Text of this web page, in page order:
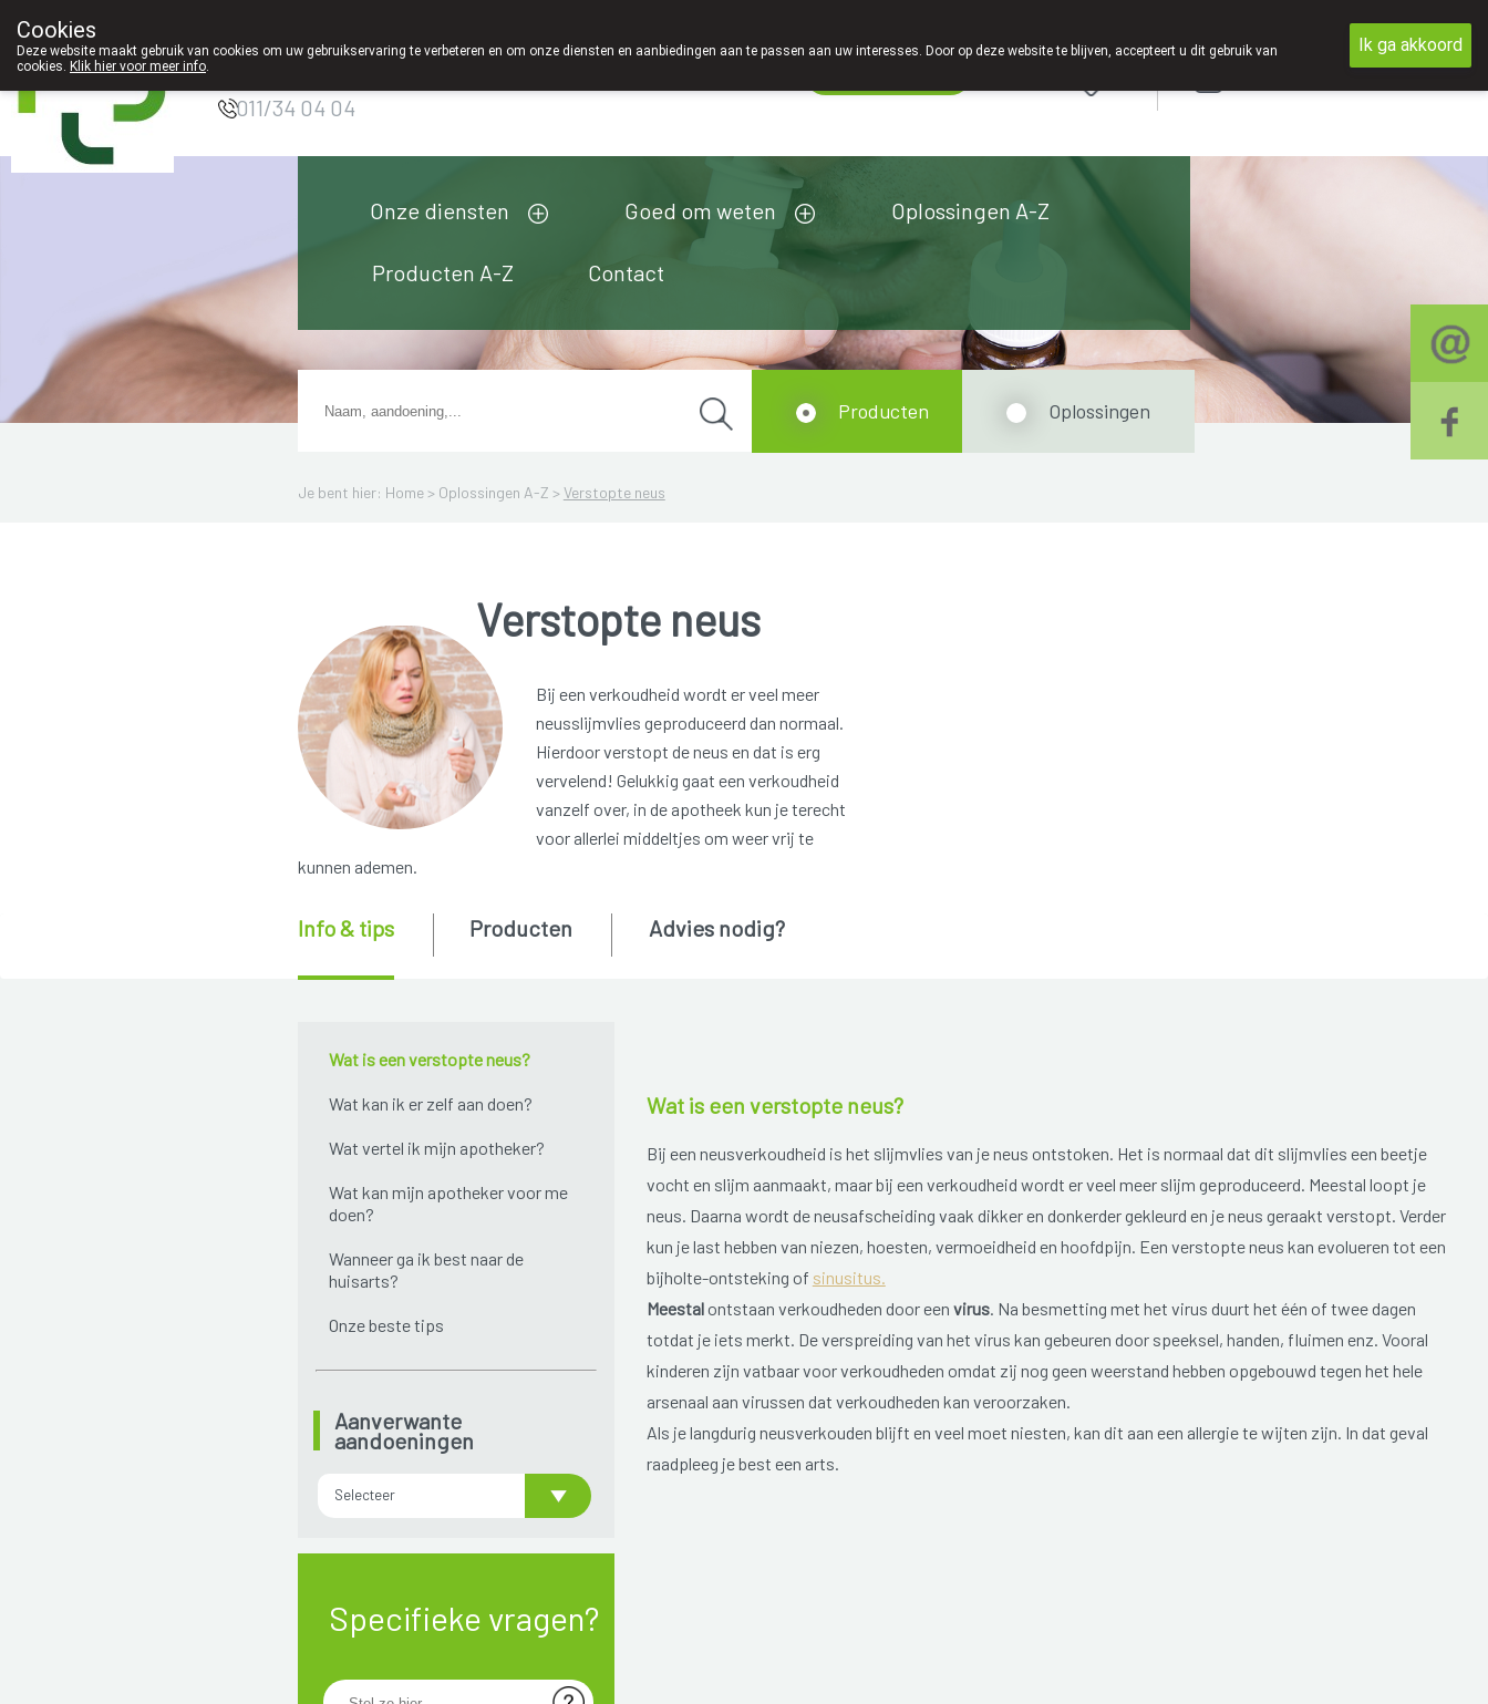
Apotheek Innesto
Leopoldsburg
011/34 04 04
Onze diensten Goed om weten Oplossingen A-Z
Producten A-Z Contact
Je bent hier: Home > Oplossingen A-Z >Verstopte neus
Producten Oplossingen
Verstopte neus
Bij een verkoudheid wordt er veel meer
neusslijmvlies geproduceerd dan normaal.
Hierdoor verstopt de neus en dat is erg
vervelend! Gelukkig gaat een verkoudheid
vanzelf over, in de apotheek kun je terecht
voor allerlei middeltjes om weer vrij te
kunnen ademen.
Wat is een verstopte neus?
Wat kan ik er zelf aan doen?
Wat vertel ik mijn apotheker?
Wat kan mijn apotheker voor me
doen?
Wanneer ga ik best naar de
huisarts?
Onze beste tips
Aanverwante
aandoeningen
Selecteer
Specifieke vragen?
Info & tips Producten Advies nodig?
Wat is een verstopte neus?
Bij een neusverkoudheid is het slijmvlies van je neus ontstoken. Het is normaal dat dit slijmvlies een beetje
vocht en slijm aanmaakt, maar bij een verkoudheid wordt er veel meer slijm geproduceerd. Meestal loopt je
neus. Daarna wordt de neusafscheiding vaak dikker en donkerder gekleurd en je neus geraakt verstopt. Verder
kun je last hebben van niezen, hoesten, vermoeidheid en hoofdpijn. Een verstopte neus kan evolueren tot een
bijholte-ontsteking of sinusitus.
Meestalontstaan verkoudheden door een virus. Na besmetting met het virus duurt het één of twee dagen
totdat je iets merkt. De verspreiding van het virus kan gebeuren door speeksel, handen, fluimen enz. Vooral
kinderen zijn vatbaar voor verkoudheden omdat zij nog geen weerstand hebben opgebouwd tegen het hele
arsenaal aan virussen dat verkoudheden kan veroorzaken.
Als je langdurig neusverkouden blijft en veel moet niesten, kan dit aan een allergie te wijten zijn. In dat geval
raadpleeg je best een arts.
Cookies
Deze website maakt gebruik van cookies om uw gebruikservaring te verbeteren en om onze diensten en aanbiedingen aan te passen aan uw interesses. Door op deze website te blijven, accepteert u dit gebruik van
cookies. Klik hier voor meer info.
Ik ga akkoord